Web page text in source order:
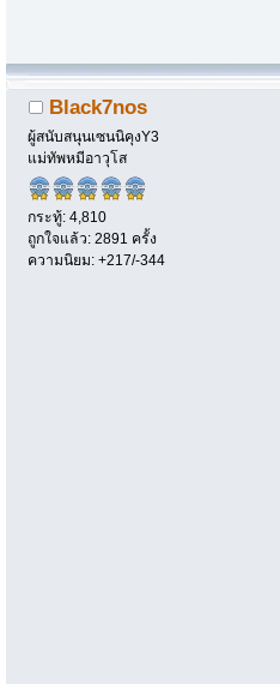
Black7nos
ผู้สนับสนุนเซนนิคุงY3
แม่ทัพหมีอาวุโส
กระทู้: 4,810
ถูกใจแล้ว: 2891 ครั้ง
ความนิยม: +217/-344